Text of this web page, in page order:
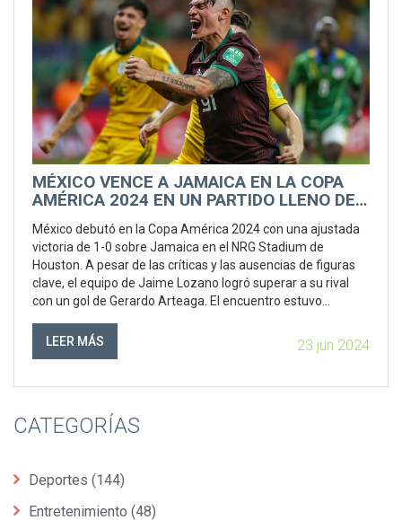
MÉXICO VENCE A JAMAICA EN LA COPA
AMÉRICA 2024 EN UN PARTIDO LLENO DE
México debutó en la Copa América 2024 con una ajustada
victoria de 1-0 sobre Jamaica en el NRG Stadium de
Houston. A pesar de las críticas y las ausencias de figuras
clave, el equipo de Jaime Lozano logró superar a su rival
con un gol de Gerardo Arteaga. El encuentro estuvo
Jamaica.
LEER MÁS 23 jun 2024
CATEGORÍAS
Deportes (144)
Entretenimiento (48)